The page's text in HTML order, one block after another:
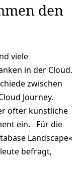
den
viele
in der Cloud.
zwischen
Journey.
öfter künstliche
ein. Für die
Landscape«
befragt,